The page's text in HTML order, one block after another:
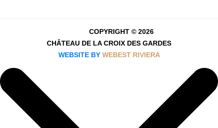
COPYRIGHT © 2026
CHÂTEAU DE LA CROIX DES GARDES
WEBSITE BY WEBEST RIVIERA